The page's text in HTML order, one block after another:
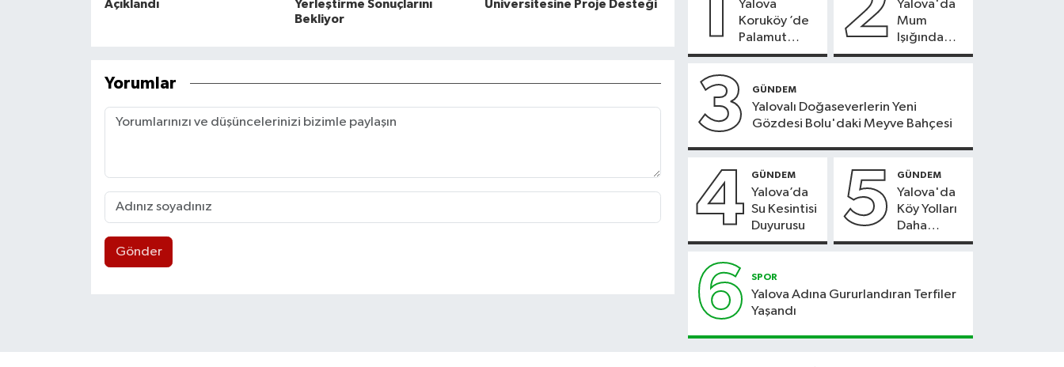
Açıklandı
Yerleştirme Sonuçlarını
Bekliyor
Üniversitesine Proje Desteği
Yorumlar
Gönder
Yalova
Koruköy ’de
Palamut
Sezonu
Yalova'da
Mum
Işığında
Konser
3 GÜNDEM
Yalovalı Doğaseverlerin Yeni
Gözdesi Bolu'daki Meyve Bahçesi
4 GÜNDEM
Yalova’da
Su Kesintisi
Duyurusu
5 GÜNDEM
Yalova'da
Köy Yolları
Daha
Güvenli
6 SPOR
Yalova Adına Gururlandıran Terfiler
Yaşandı